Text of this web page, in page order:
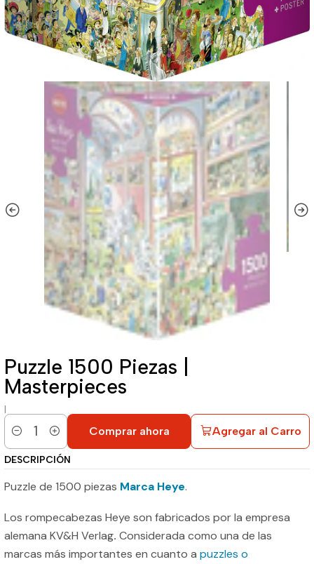
Puzzle 1500 Piezas |
Masterpieces
|
Cantidad
Agregar al Carro
Comprar ahora
DESCRIPCIÓN
Puzzle de 1500 piezas Marca Heye.
Los rompecabezas Heye son fabricados por la empresa
alemana KV&H Verlag. Considerada como una de las
marcas más importantes en cuanto a puzzles o